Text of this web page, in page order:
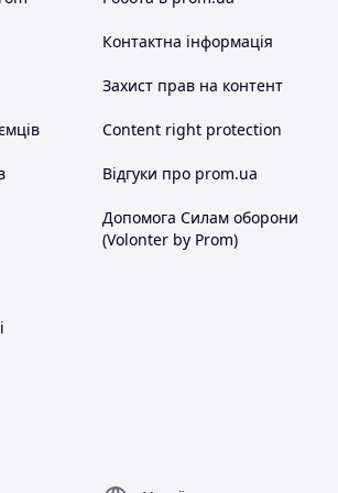
заявку. Наш менеджер
деталей.
Контактна інформація
Захист прав на контент
Content right protection
Відгуки про prom.ua
Допомога Силам оборони
(Volonter by Prom)